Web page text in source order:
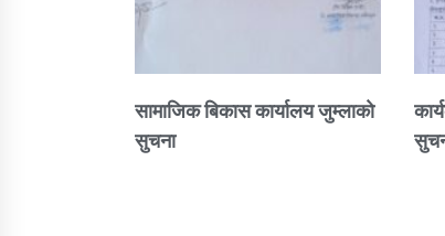
सामाजिक बिकास कार्यालय जुम्लाकाे
सुचना